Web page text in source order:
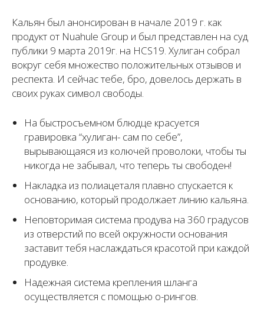
Кальян был анонсирован в начале 2019 г. как
продукт от Nuahule Group и был представлен на суд
публики 9 марта 2019г. на HCS19. Хулиган собрал
вокруг себя множество положительных отзывов и
респекта. И сейчас тебе, бро, довелось держать в
своих руках символ свободы.
На быстросъемном блюдце красуется
гравировка “хулиган- сам по себе”,
вырывающаяся из колючей проволоки, чтобы ты
никогда не забывал, что теперь ты свободен!
Накладка из полиацеталя плавно спускается к
основанию, который продолжает линию кальяна.
Неповторимая система продува на 360 градусов
из отверстий по всей окружности основания
заставит тебя наслаждаться красотой при каждой
продувке.
Надежная система крепления шланга
осуществляется с помощью о-рингов.